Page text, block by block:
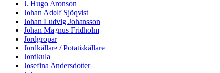
J. Hugo Aronson
Johan Adolf Sjöqvist
Johan Ludvig Johansson
Johan Magnus Fridholm
Jordgropar
Jordkällare / Potatiskällare
Jordkula
Josefina Andersdotter